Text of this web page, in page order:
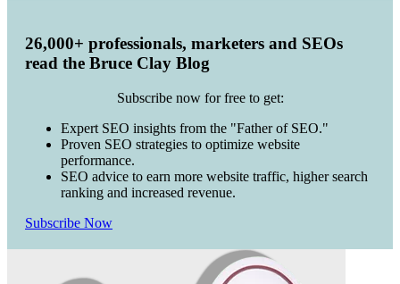
26,000+ professionals, marketers and SEOs
read the Bruce Clay Blog
Subscribe now for free to get:
Expert SEO insights from the "Father of SEO."
Proven SEO strategies to optimize website
performance.
SEO advice to earn more website traffic, higher search
ranking and increased revenue.
Subscribe Now